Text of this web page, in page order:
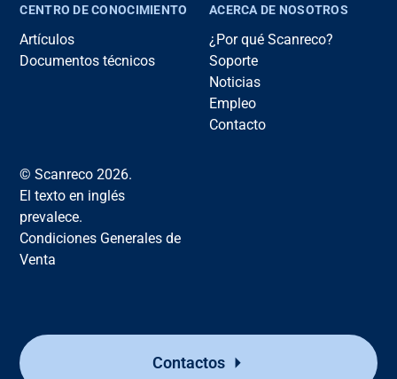
Contactos
CENTRO DE CONOCIMIENTO
Artículos
Documentos técnicos
ACERCA DE NOSOTROS
¿Por qué Scanreco?
Soporte
Noticias
Empleo
Contacto
© Scanreco 2026.
El texto en inglés
prevalece.
Condiciones Generales de
Venta